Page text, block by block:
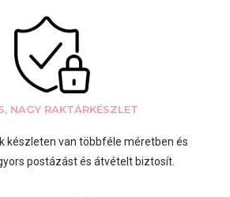
NAGY RAKTÁRKÉSZLET
készleten van többféle méretben és
postázást és átvételt biztosít.